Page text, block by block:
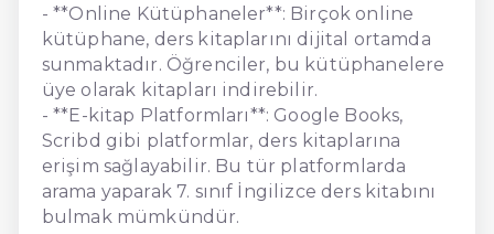
- **Online Kütüphaneler**: Birçok online
kütüphane, ders kitaplarını dijital ortamda
sunmaktadır. Öğrenciler, bu kütüphanelere
üye olarak kitapları indirebilir.
- **E-kitap Platformları**: Google Books,
Scribd gibi platformlar, ders kitaplarına
erişim sağlayabilir. Bu tür platformlarda
arama yaparak 7. sınıf İngilizce ders kitabını
bulmak mümkündür.